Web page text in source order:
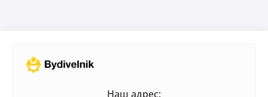
Наш адрес: